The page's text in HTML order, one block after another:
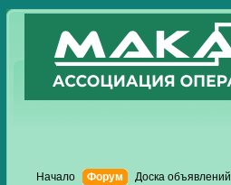
Начало Форум Доска объявлений